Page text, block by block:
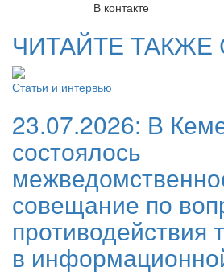
В контакте
ЧИТАЙТЕ ТАКЖЕ
Статьи и интервью
23.07.2026: В
состоялось
совещание по
противодействия
в